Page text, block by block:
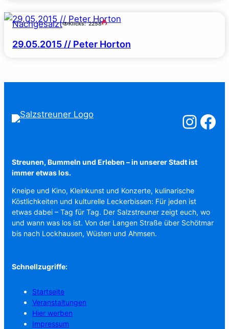
Nachgesalzt Klicks: 2258
29.05.2015 // Peter Horton
Salzstreuner
Streunen, Bummeln und Erleben – in unserer Stadt ist
immer etwas los.
Kneipe und Kino, Kleinkunst und Konzerte, kulinarische
Köstlichkeiten und kulturelle Leckerbissen: Für jeden ist
etwas dabei – Tag für Tag. Der Salzstreuner zeigt euch, wo
und wann was los ist. Von der Langen Straße über Schötmar
bis nach Lockhausen, Wüsten und Ahmsen.
Schnellzugriffe:
Startseite
Veranstaltungen
Hier werben
Impressum